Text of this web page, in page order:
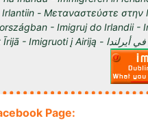
- Μεταναστεύστε
- Imigruj do Irlandii -
Page: